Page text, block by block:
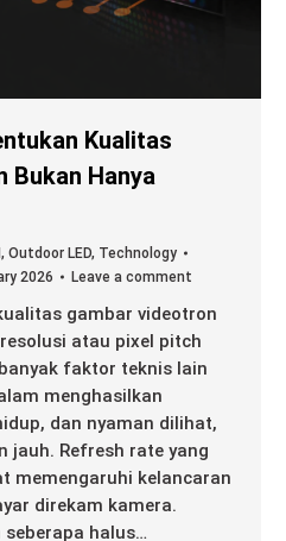
Kualitas
Bukan Hanya
, Outdoor LED, Technology
2026 Leave a comment
gambar videotron
atau pixel pitch
faktor teknis lain
menghasilkan
dan nyaman dilihat,
jauh. Refresh rate yang
memengaruhi kelancaran
direkam kamera.
seberapa halus…